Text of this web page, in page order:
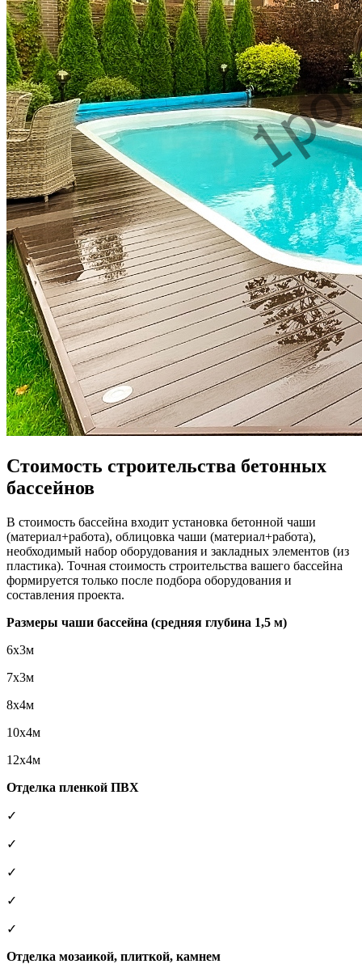
Стоимость строительства бетонных
бассейнов
В стоимость бассейна входит установка бетонной чаши
(материал+работа), облицовка чаши (материал+работа),
необходимый набор оборудования и закладных элементов (из
пластика). Точная стоимость строительства вашего бассейна
формируется только после подбора оборудования и
составления проекта.
Размеры чаши бассейна (средняя глубина 1,5 м)
6х3м
7х3м
8х4м
10х4м
12х4м
Отделка пленкой ПВХ
✓
✓
✓
✓
✓
Отделка мозаикой, плиткой, камнем